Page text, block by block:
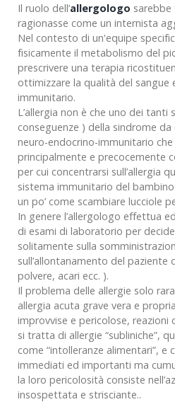
Il ruolo dell’allergologo sarebbe
ragionasse come un internista
Nel contesto di un'equipe
fisicamente il metabolismo del
prescrivere una terapia
ottimizzare la qualità del sangue
immunitario.
L’allergia non è che uno dei
conseguenze ) della sindrome
neuro-endocrino-immunitario
principalmente e precocemente
per cui concentrarsi sull’allergia
sistema immunitario del
un po’ come scambiare lucciole
In genere l’allergologo effettua
di esami di laboratorio per
solitamente sulla
sull’allontanamento del paziente
polvere, acari ecc. ).
Il problema delle allergie solo
allergia acuta grave vera e
improvvise e pericolose, reazioni
si tratta di allergie “subliniche”,
come “intolleranze alimentari”, e
immediati ed importanti ma
la loro pericolosità consiste
insospettata e strisciante..